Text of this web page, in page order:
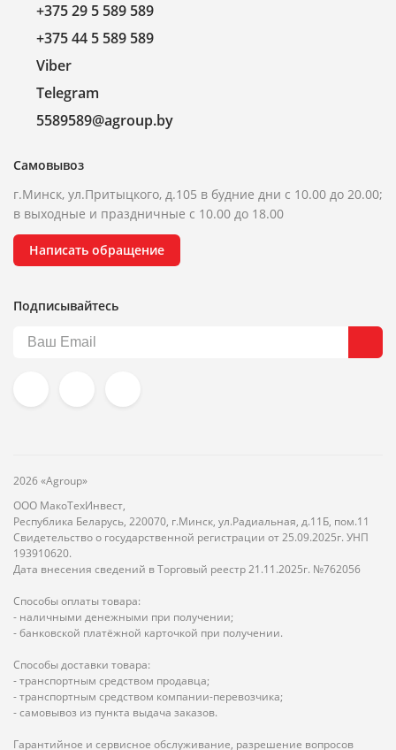
+375 29 5 589 589
+375 44 5 589 589
Viber
Telegram
5589589@agroup.by
Самовывоз
г.Минск, ул.Притыцкого, д.105 в будние дни с 10.00 до 20.00;
в выходные и праздничные с 10.00 до 18.00
Написать обращение
Подписывайтесь
2026 «Agroup»
ООО МакоТехИнвест,
Республика Беларусь, 220070, г.Минск, ул.Радиальная, д.11Б, пом.11
Свидетельство о государственной регистрации от 25.09.2025г. УНП
193910620.
Дата внесения сведений в Торговый реестр 21.11.2025г. №762056
Способы оплаты товара:
- наличными денежными при получении;
- банковской платёжной карточкой при получении.
Способы доставки товара:
- транспортным средством продавца;
- транспортным средством компании-перевозчика;
- самовывоз из пункта выдача заказов.
Гарантийное и сервисное обслуживание, разрешение вопросов